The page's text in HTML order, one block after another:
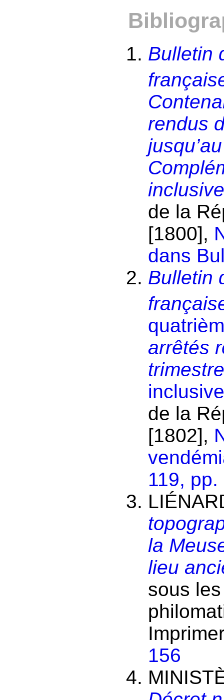
Bulletin
rendus
de la
[1800],
dans
Bulletin
arrêtés
de la
[1802],
119,
la
lieu
sous
156